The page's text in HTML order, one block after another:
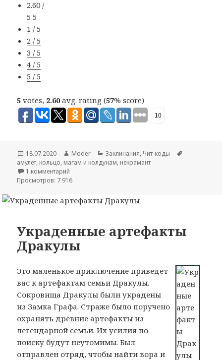
2.60 /
55
1 / 5
2 / 5
3 / 5
4 / 5
5 / 5
5 votes, 2.60avg. rating (57% score)
10
Опубликовано
18.07.2020 Автор
Moder Рубрики
Заклинания, Чит-коды
амулет, кольцо, магам и колдунам, некрамант
1 комментарий
Просмотров: 7 916
Украденные артефакты
Дракулы
Это маленькое приключение приведет
вас к артефактам семьи Дракулы.
Сокровища Дракулы были украдены
из Замка Графа. Страже было поручено
охранять древние артефакты из
легендарной семьи. Их усилия по
поиску будут неутомимы. Был
отправлен отряд, чтобы найти вора и